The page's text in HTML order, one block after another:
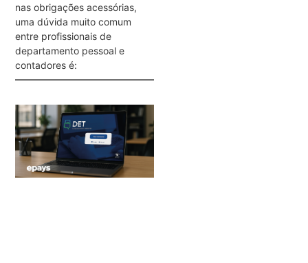
nas obrigações acessórias,
uma dúvida muito comum
entre profissionais de
departamento pessoal e
contadores é: